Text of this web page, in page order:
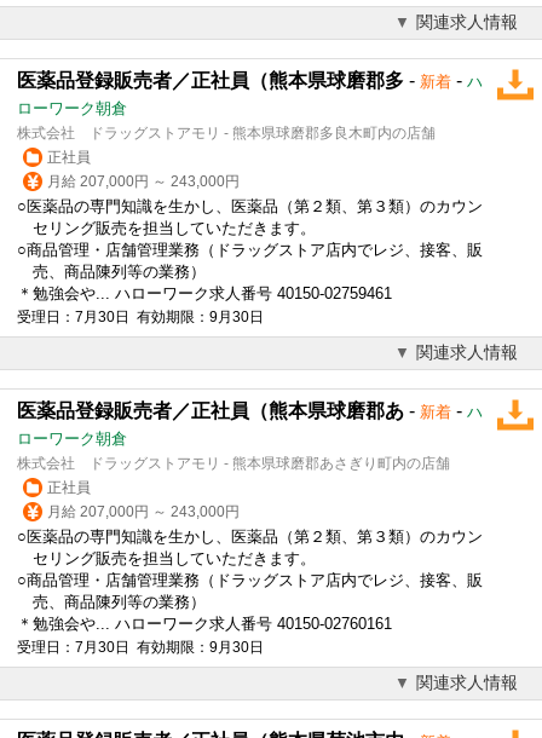
関連求人情報
医薬品登録販売者／正社員（熊本県球磨郡多 - 新着 - ハ
ローワーク朝倉
株式会社 ドラッグストアモリ - 熊本県球磨郡多良木町内の店舗
正社員
月給 207,000円 ～ 243,000円
○医薬品の専門知識を生かし、医薬品（第２類、第３類）のカウン
セリング販売を担当していただきます。
○商品管理・店舗管理業務（ドラッグストア店内でレジ、接客、販
売、商品陳列等の業務）
＊勉強会や... ハローワーク求人番号 40150-02759461
受理日：7月30日 有効期限：9月30日
関連求人情報
医薬品登録販売者／正社員（熊本県球磨郡あ - 新着 - ハ
ローワーク朝倉
株式会社 ドラッグストアモリ - 熊本県球磨郡あさぎり町内の店舗
正社員
月給 207,000円 ～ 243,000円
○医薬品の専門知識を生かし、医薬品（第２類、第３類）のカウン
セリング販売を担当していただきます。
○商品管理・店舗管理業務（ドラッグストア店内でレジ、接客、販
売、商品陳列等の業務）
＊勉強会や... ハローワーク求人番号 40150-02760161
受理日：7月30日 有効期限：9月30日
関連求人情報